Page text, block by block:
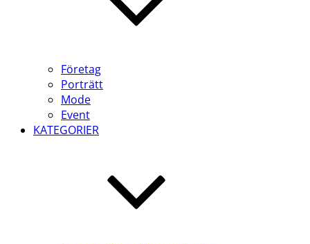
Företag
Porträtt
Mode
Event
KATEGORIER